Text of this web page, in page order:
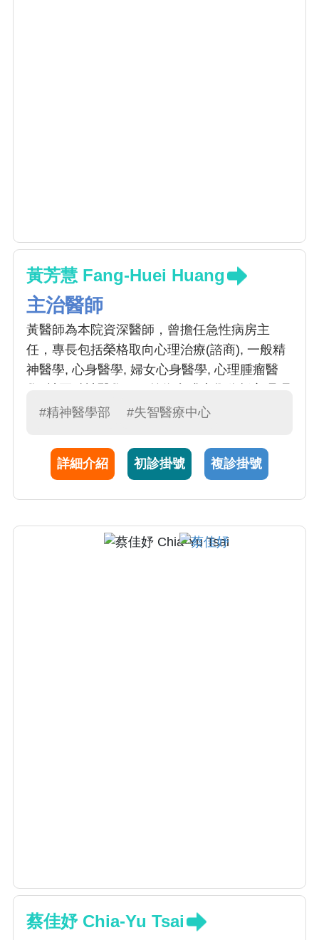
黃芳慧 Fang-Huei Huang
主治醫師
黃醫師為本院資深醫師，曾擔任急性病房主
任，專長包括榮格取向心理治療(諮商), 一般精
神醫學, 心身醫學, 婦女心身醫學, 心理腫瘤醫
士在職專班進修中。
#精神醫學部 #失智醫療中心
詳細介紹 初診掛號 複診掛號
蔡佳妤 Chia-Yu Tsai